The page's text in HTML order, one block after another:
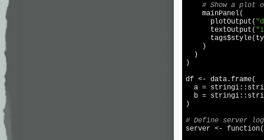
# Show a plot
    mainPanel(
      plotOutput(
      textOutput(
    )
  )
)
df <- data.frame(
a =
b =
)
# Define server
server <-